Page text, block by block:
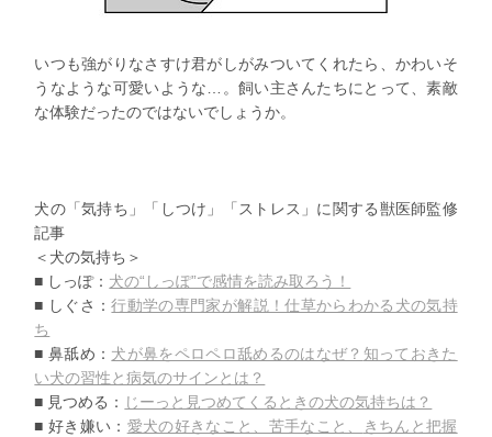
いつも強がりなさすけ君がしがみついてくれたら、かわいそ
うなような可愛いような…。飼い主さんたちにとって、素敵
な体験だったのではないでしょうか。
犬の「気持ち」「しつけ」「ストレス」に関する獣医師監修
記事
＜犬の気持ち＞
■ しっぽ： 犬の“しっぽ”で感情を読み取ろう！
■ しぐさ：行動学の専門家が解説！仕草からわかる犬の気持
ち
■ 鼻舐め： 犬が鼻をペロペロ舐めるのはなぜ？ 知っておきた
い犬の習性と病気のサインとは？
■ 見つめる： じーっと見つめてくるときの犬の気持ちは？
■ 好き嫌い： 愛犬の好きなこと、苦手なこと、
きちんと把握